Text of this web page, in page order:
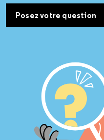
Posez votre question